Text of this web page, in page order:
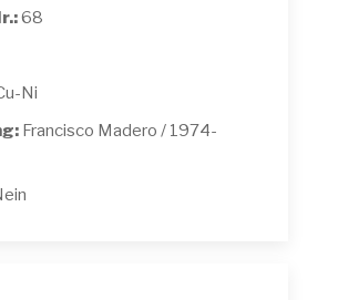
68
Ni
Francisco Madero / 1974-